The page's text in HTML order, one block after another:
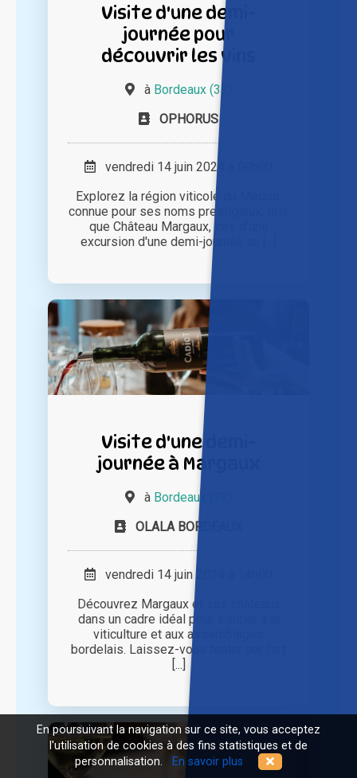
Visite d'une demi-
journée pour
découvrir les vins
à Bordeaux (33)
OPHORUS
vendredi 14 juin 2024 à 09h00
Explorez la région viticole du Médoc,
connue pour ses noms prestigieux, tels
que Château Margaux, lors d'une
excursion d'une demi-journée au [...]
Visite d'une demi-
journée à Margaux
à Bordeaux (33)
OLALA BORDEAUX
vendredi 14 juin 2024 à 14h00
Découvrez Margaux et ses châteaux
dans un cadre idéal pour s'initier à la
viticulture et aux assemblages
bordelais. Laissez-vous tenter par l'art
[...]
En poursuivant la navigation sur ce site, vous acceptez
l'utilisation de cookies à des fins statistiques et de
personnalisation.
En savoir plus